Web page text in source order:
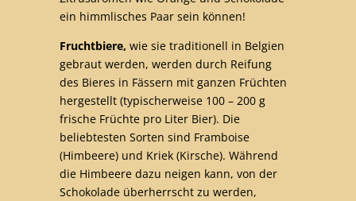
ein himmlisches Paar sein können!
Fruchtbiere,wie sie traditionell in Belgien
gebraut werden, werden durch Reifung
des Bieres in Fässern mit ganzen Früchten
hergestellt (typischerweise 100 – 200 g
frische Früchte pro Liter Bier). Die
beliebtesten Sorten sind Framboise
(Himbeere) und Kriek (Kirsche). Während
die Himbeere dazu neigen kann, von der
Schokolade überherrscht zu werden,